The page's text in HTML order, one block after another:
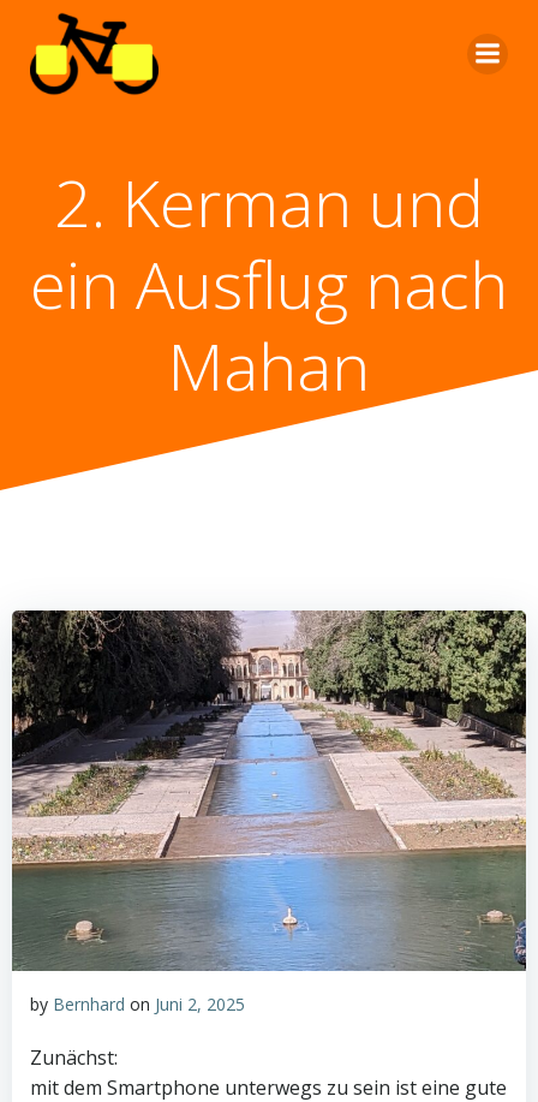
2. Kerman und
ein Ausflug nach
Mahan
by Bernhard on Juni 2, 2025
Zunächst:
mit dem Smartphone unterwegs zu sein ist eine gute